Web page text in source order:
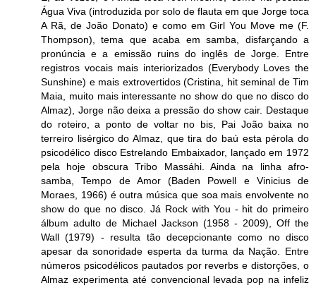
Água Viva (introduzida por solo de flauta em que Jorge toca
A Rã, de João Donato) e como em Girl You Move me (F.
Thompson), tema que acaba em samba, disfarçando a
pronúncia e a emissão ruins do inglês de Jorge. Entre
registros vocais mais interiorizados (Everybody Loves the
Sunshine) e mais extrovertidos (Cristina, hit seminal de Tim
Maia, muito mais interessante no show do que no disco do
Almaz), Jorge não deixa a pressão do show cair. Destaque
do roteiro, a ponto de voltar no bis, Pai João baixa no
terreiro lisérgico do Almaz, que tira do baú esta pérola do
psicodélico disco Estrelando Embaixador, lançado em 1972
pela hoje obscura Tribo Massáhi. Ainda na linha afro-
samba, Tempo de Amor (Baden Powell e Vinicius de
Moraes, 1966) é outra música que soa mais envolvente no
show do que no disco. Já Rock with You - hit do primeiro
álbum adulto de Michael Jackson (1958 - 2009), Off the
Wall (1979) - resulta tão decepcionante como no disco
apesar da sonoridade esperta da turma da Nação. Entre
números psicodélicos pautados por reverbs e distorções, o
Almaz experimenta até convencional levada pop na infeliz